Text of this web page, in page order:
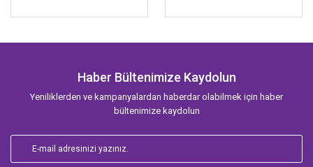
Haber Bültenimize Kaydolun
Yeniliklerden ve kampanyalardan haberdar olabilmek için haber
bültenimize kaydolun